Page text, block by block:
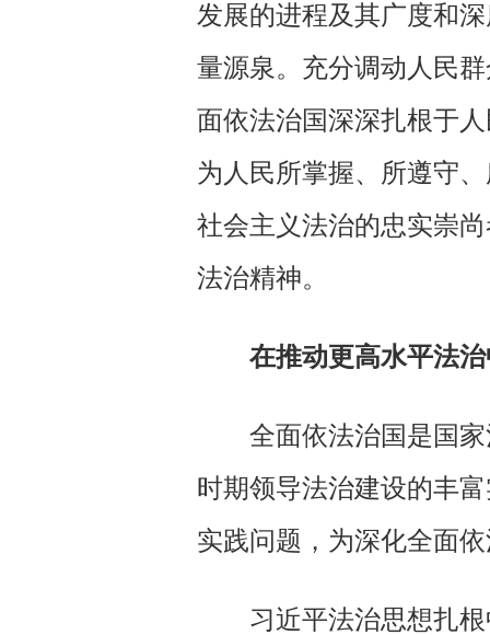
发展的进程及其广度和
量源泉。充分调动人民
面依法治国深深扎根于
为人民所掌握、所遵守
社会主义法治的忠实崇
法治精神。
在推动更高水平法
全面依法治国是国家
时期领导法治建设的丰
实践问题，为深化全面
习近平法治思想扎根